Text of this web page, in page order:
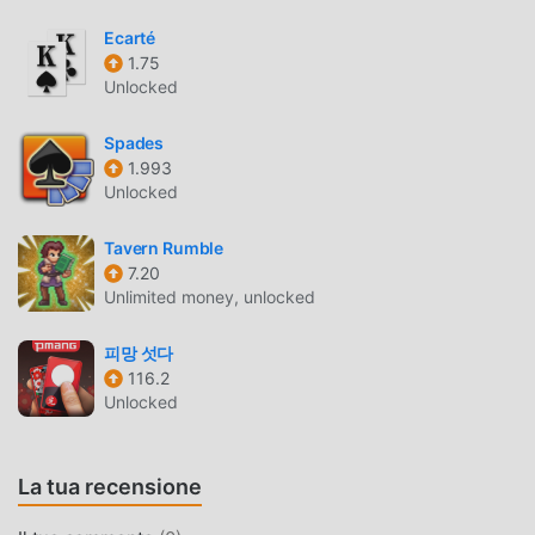
BELLISSIMO SCHERMO
Come i giochi tradizionali card, ShanKoeMee ha uno stile
qualità rendono ShanKoeMee attratto molti fan di card e
confrontato ai tradizionali giochi card, ShanKoeMee 2.0.7
ha adottato un motore virtuale aggiornato e apportato
aggiornamenti audaci. Con una tecnologia più avanzata,
l'esperienza sullo schermo del gioco è stata notevolmente
migliorata. Pur mantenendo lo stile originale di card, il
massimo Migliora l'esperienza sensoriale dell'utente e ci
sono molti diversi tipi di telefoni cellulari apk con
un'eccellente adattabilità, assicurando che tutti gli amanti
del gioco di card possano godersi appieno la felicità
MOD. UNICA
Ecarté
1.75
Unlocked
Spades
1.993
Unlocked
Tavern Rumble
7.20
Unlimited money, unlocked
피망 섯다
116.2
Unlocked
La tua recensione